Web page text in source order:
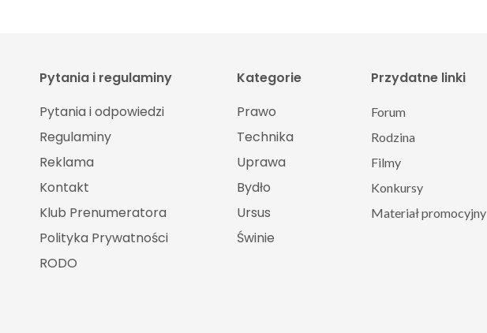
Pytania i regulaminy
Pytania i odpowiedzi
Regulaminy
Reklama
Kontakt
Klub Prenumeratora
Polityka Prywatności
RODO
Kategorie
Prawo
Technika
Uprawa
Bydło
Ursus
Świnie
Przydatne linki
Forum
Rodzina
Filmy
Konkursy
Materiał promocyjny